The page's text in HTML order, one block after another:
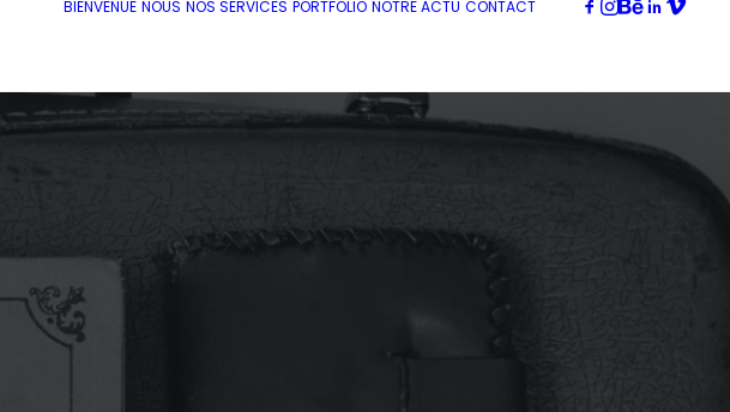
BIENVENUE NOUS NOS SERVICES PORTFOLIO NOTRE ACTU CONTACT